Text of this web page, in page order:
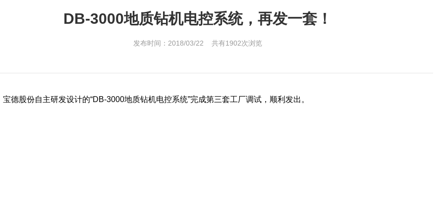
DB-3000地质钻机电控系统，再发一套！
发布时间：2018/03/22 共有1902次浏览
宝德股份自主研发设计的“DB-3000地质钻机电控系统”完成第三套工厂调试，顺利发出。